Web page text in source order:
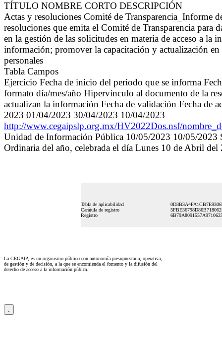
TÍTULO NOMBRE CORTO DESCRIPCIÓN
Actas y resoluciones Comité de Transparencia_Informe
resoluciones que emita el Comité de Transparencia para
en la gestión de las solicitudes en materia de acceso a la
información; promover la capacitación y actualización
personales
Tabla Campos
Ejercicio Fecha de inicio del periodo que se informa
formato día/mes/año Hipervínculo al documento de la
actualizan la información Fecha de validación Fecha de
2023 01/04/2023 30/04/2023 10/04/2023
http://www.cegaipslp.org.mx/HV2022Dos.nsf/
Unidad de Información Pública 10/05/2023 10/05/2023
Ordinaria del año, celebrada el día Lunes 10 de Abril del
Tabla de aplicabilidad
Carátula de registro
Registro
La CEGAIP, es un organismo público con autonomía presupuestaria, operativa,
de gestión y de decisión, a la que se encomienda el fomento y la difusión del
derecho de acceso a la información púbica.